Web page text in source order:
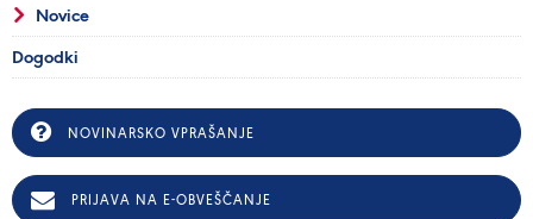
Novice
Dogodki
NOVINARSKO VPRAŠANJE
PRIJAVA NA E-OBVEŠČANJE